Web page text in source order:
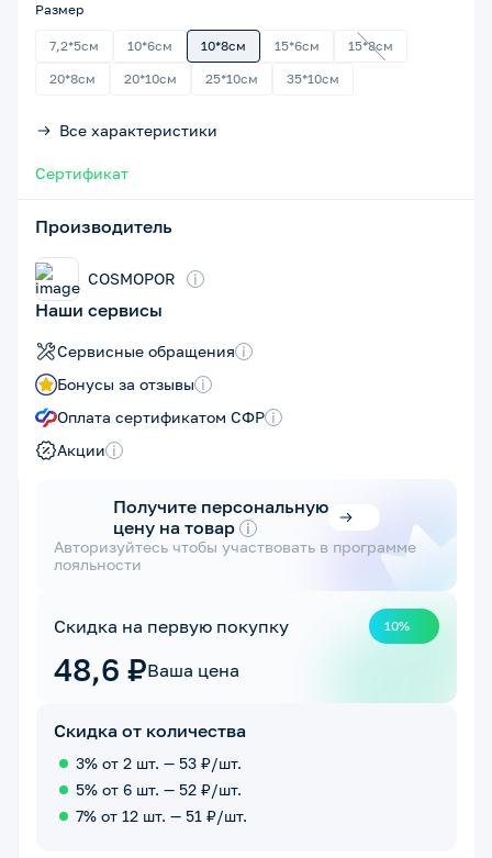
Размер
7,2*5см 10*6см 10*8см 15*6см
15*8см
20*8см
20*10см 25*10см 35*10см
Все характеристики
Сертификат
Производитель
COSMOPOR i
Наши сервисы
Сервисные обращения i
Бонусы за отзывы i
Оплата сертификатом СФР i
Акции i
Получите персональную
цену на товар i
Авторизуйтесь чтобы участвовать в программе
лояльности
Скидка на первую покупку 10%
48,6 ₽Ваша цена
Скидка от количества
3% от 2 шт. — 53 ₽/шт.
5% от 6 шт. — 52 ₽/шт.
7% от 12 шт. — 51 ₽/шт.